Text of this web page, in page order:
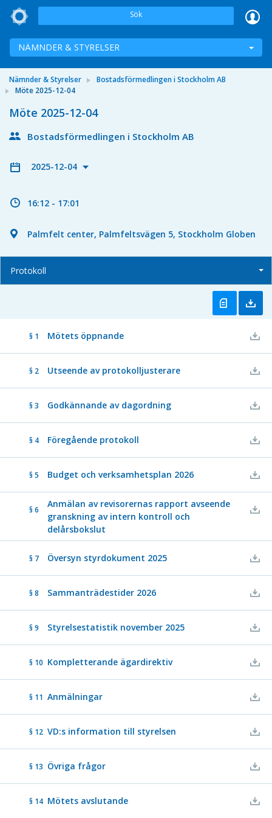
Sök
NÄMNDER & STYRELSER
Nämnder & Styrelser
Bostadsförmedlingen i Stockholm AB
Möte 2025-12-04
Möte 2025-12-04
Bostadsförmedlingen i Stockholm AB
2025-12-04
16:12 - 17:01
Palmfelt center, Palmfeltsvägen 5, Stockholm Globen
Protokoll
§ 1 Mötets öppnande
§ 2 Utseende av protokolljusterare
§ 3 Godkännande av dagordning
§ 4 Föregående protokoll
§ 5 Budget och verksamhetsplan 2026
§ 6
Anmälan av revisorernas rapport avseende
granskning av intern kontroll och
delårsbokslut
§ 7 Översyn styrdokument 2025
§ 8 Sammanträdestider 2026
§ 9 Styrelsestatistik november 2025
§ 10 Kompletterande ägardirektiv
§ 11 Anmälningar
§ 12 VD:s information till styrelsen
§ 13 Övriga frågor
§ 14 Mötets avslutande